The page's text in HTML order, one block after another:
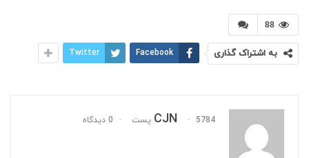
88
به اشتراک گذاری Facebook
Twitter
CJN 5784 پست 0 دیدگاه